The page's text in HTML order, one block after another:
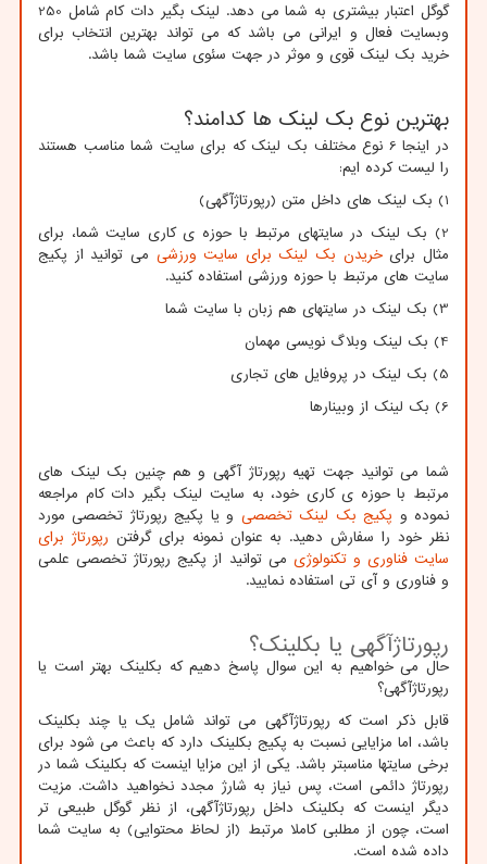
گوگل اعتبار بیشتری به شما می دهد. لینک بگیر دات کام شامل 250
وبسایت فعال و ایرانی می باشد که می تواند بهترین انتخاب برای
خرید بک لینک قوی و موثر در جهت سئوی سایت شما باشد.
بهترین نوع بک لینک ها کدامند؟
در اینجا 6 نوع مختلف بک لینک که برای سایت شما مناسب هستند
را لیست کرده ایم:
1) بک لینک های داخل متن (رپورتاژآگهی)
2) بک لینک در سایتهای مرتبط با حوزه ی کاری سایت شما، برای
مثال برایخریدن بک لینک برای سایت ورزشی می توانید از پکیج
سایت های مرتبط با حوزه ورزشی استفاده کنید.
3) بک لینک در سایتهای هم زبان با سایت شما
4) بک لینک وبلاگ نویسی مهمان
5) بک لینک در پروفایل های تجاری
6) بک لینک از وبینارها
شما می توانید جهت تهیه رپورتاژ آگهی و هم چنین بک لینک های
مرتبط با حوزه ی کاری خود، به سایت لینک بگیر دات کام مراجعه
نموده و پکیج بک لینک تخصصی و یا پکیج رپورتاژ تخصصی مورد
نظر خود را سفارش دهید. به عنوان نمونه برای گرفتن رپورتاژ برای
سایت فناوری و تکنولوژی می توانید از پکیج رپورتاژ تخصصی علمی
و فناوری و آی تی استفاده نمایید.
رپورتاژآگهی یا بکلینک؟
حال می خواهیم به این سوال پاسخ دهیم که بکلینک بهتر است یا
رپورتاژآگهی؟
قابل ذکر است که رپورتاژآگهی می تواند شامل یک یا چند بکلینک
باشد، اما مزایایی نسبت به پکیج بکلینک دارد که باعث می شود برای
برخی سایتها مناسبتر باشد. یکی از این مزایا اینست که بکلینک شما در
رپورتاژ دائمی است، پس نیاز به شارژ مجدد نخواهید داشت. مزیت
دیگر اینست که بکلینک داخل رپورتاژآگهی، از نظر گوگل طبیعی تر
است، چون از مطلبی کاملا مرتبط (از لحاظ محتوایی) به سایت شما
داده شده است.